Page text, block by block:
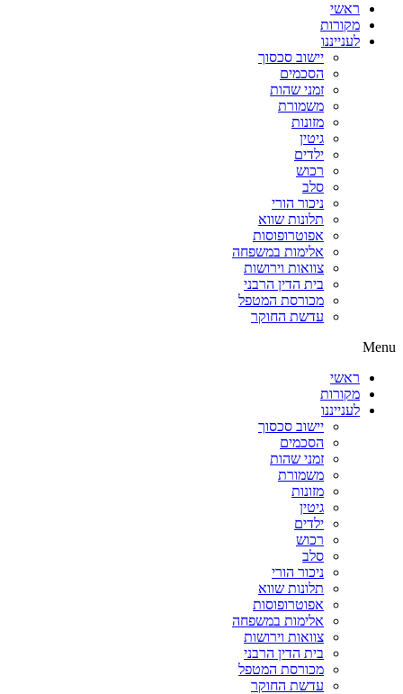
ראשי
מקורות
לענייננו
יישוב סכסוך
הסכמים
זמני שהות
משמורת
מזונות
גיטין
ילדים
רכוש
סלב
ניכור הורי
תלונות שווא
אפוטרופוסות
אלימות במשפחה
צוואות וירושות
בית הדין הרבני
מכורסת המטפל
עדשת החוקר
Menu
ראשי
מקורות
לענייננו
יישוב סכסוך
הסכמים
זמני שהות
משמורת
מזונות
גיטין
ילדים
רכוש
סלב
ניכור הורי
תלונות שווא
אפוטרופוסות
אלימות במשפחה
צוואות וירושות
בית הדין הרבני
מכורסת המטפל
עדשת החוקר